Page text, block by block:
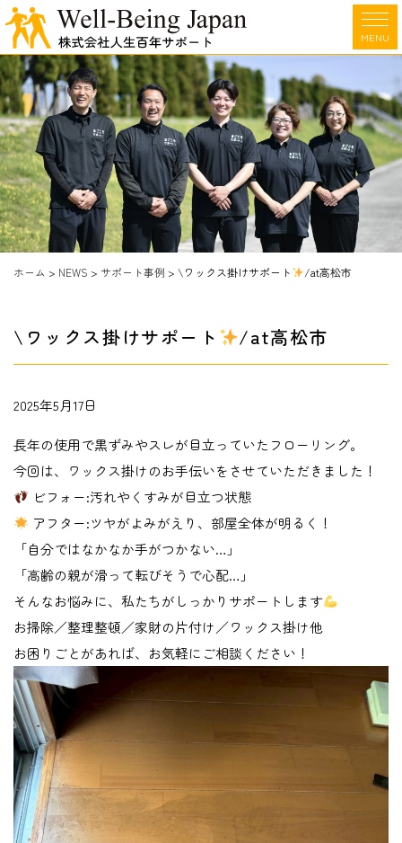
MENU
ホーム > NEWS > サポート事例 > \ワックス掛けサポート /at高松市
\ワックス掛けサポート /at高松市
2025年5月17日
長年の使用で黒ずみやスレが目立っていたフローリング。
今回は、ワックス掛けのお手伝いをさせていただきました！
ビフォー:汚れやくすみが目立つ状態
アフター:ツヤがよみがえり、部屋全体が明るく！
「自分ではなかなか手がつかない…」
「高齢の親が滑って転びそうで心配…」
そんなお悩みに、私たちがしっかりサポートします
お掃除／整理整頓／家財の片付け／ワックス掛け他
お困りごとがあれば、お気軽にご相談ください！